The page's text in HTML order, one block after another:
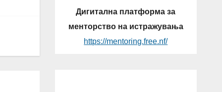
Дигитална платформа за
менторство на истражувања
https://mentoring.free.nf/